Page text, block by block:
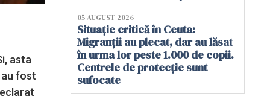
asta
fost
05 AUGUST 2026
Situație critică în Ceuta:
Migranții au plecat, dar au lăsat
în urma lor peste 1.000 de copii.
Centrele de protecție sunt
sufocate